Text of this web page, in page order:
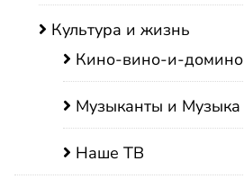
Культура и жизнь
Кино-вино-и-домино
Музыканты и Музыка
Наше ТВ